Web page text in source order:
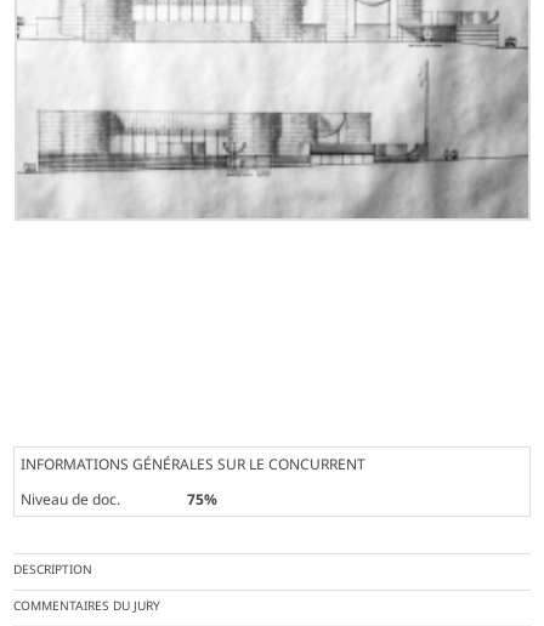
INFORMATIONS GÉNÉRALES SUR LE CONCURRENT
Niveau de doc.
75%
DESCRIPTION
COMMENTAIRES DU JURY